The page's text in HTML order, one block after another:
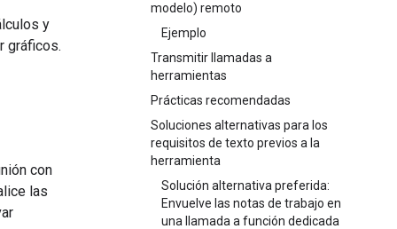
modelo) remoto
Ejemplo
Transmitir llamadas a
herramientas
Prácticas recomendadas
Soluciones alternativas para los
requisitos de texto previos a la
herramienta
Solución alternativa preferida:
Envuelve las notas de trabajo en
una llamada a función dedicada
y
gráficos.
con
las